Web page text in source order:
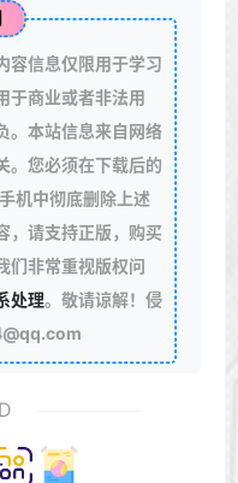
容信息仅限用于学习
于商业或者非法用
。本站信息来自网络
。您必须在下载后的
机中彻底删除上述
，请支持正版，购买
们非常重视版权问
处理。敬请谅解！侵